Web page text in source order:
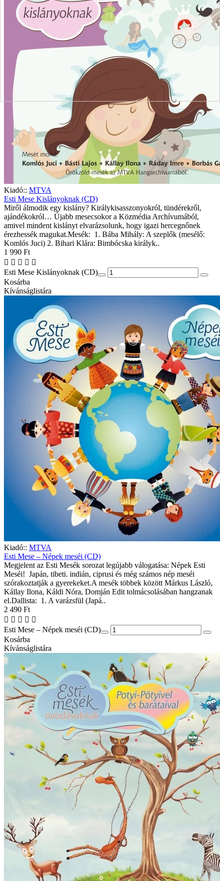
Kiadó:: MTVA
Esti Mese Kislányoknak (CD)
Miről álmodik egy kislány? Királykisasszonyokról, tündérekről,
ajándékokról… Újabb mesecsokor a Közmédia Archívumából,
amivel mindent kislányt elvarázsolunk, hogy igazi hercegnőnek
érezhessék magukat.Mesék: 1. Bába Mihály: A szeplők (mesélő:
Komlós Juci) 2. Bihari Klára: Bimbócska királyk..
1 990 Ft
Esti Mese Kislányoknak (CD)
Kosárba
Kívánságlistára
Kiadó:: MTVA
Esti Mese – Népek meséi (CD)
Megjelent az Esti Mesék sorozat legújabb válogatása: Népek Esti
Meséi! Japán, tibeti. indián, ciprusi és még számos nép meséi
szórakoztatják a gyerekeket.A mesék többek között Márkus László,
Kállay Ilona, Káldi Nóra, Domján Edit tolmácsolásában hangzanak
el.Dallista: 1. A varázsfül (Japá..
2 490 Ft
Esti Mese – Népek meséi (CD)
Kosárba
Kívánságlistára